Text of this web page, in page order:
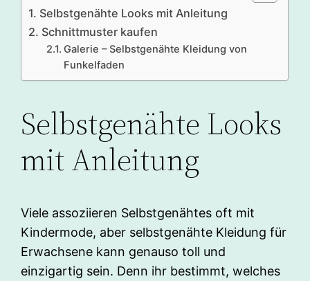
Selbstgenähte Looks mit Anleitung
Schnittmuster kaufen
Galerie – Selbstgenähte Kleidung von
Funkelfaden
Selbstgenähte Looks
mit Anleitung
Viele assoziieren Selbstgenähtes oft mit
Kindermode, aber selbstgenähte Kleidung für
Erwachsene kann genauso toll und
einzigartig sein. Denn ihr bestimmt, welches